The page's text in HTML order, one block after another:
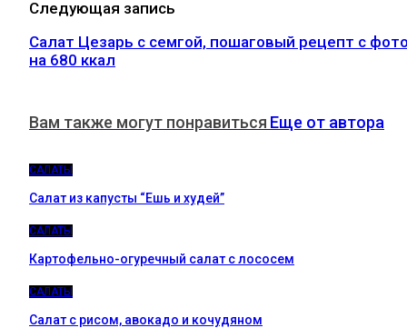
Следующая запись
Салат Цезарь с семгой, пошаговый рецепт с
на 680 ккал
Вам также могут понравиться Еще от автора
САЛАТЫ
Салат из капусты “Ешь и худей”
САЛАТЫ
Картофельно-огуречный салат с лососем
САЛАТЫ
Салат с рисом, авокадо и кочудяном